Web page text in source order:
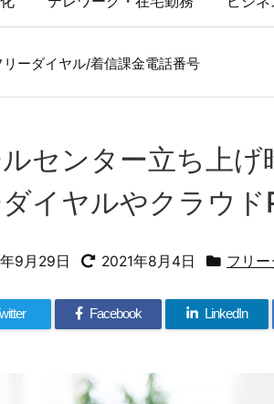
リーダイヤル/着信課金電話番号
センター立ち上
ダイヤルやクラウ
9月29日 2021年8月4日 フリ
Facebook LinkedIn